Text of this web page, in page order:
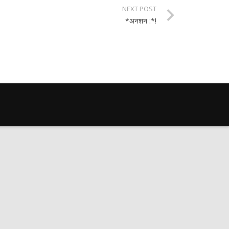
NEXT POST
*अनशन :*!